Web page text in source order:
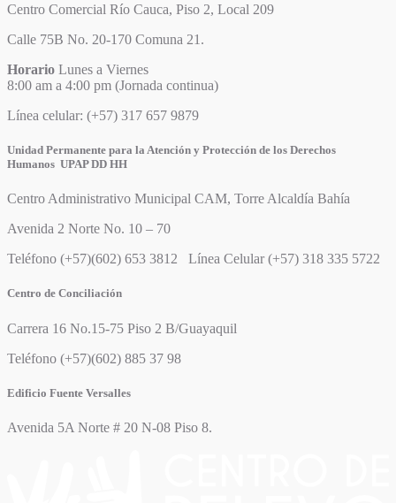
Centro Comercial Río Cauca, Piso 2, Local 209
Calle 75B No. 20-170 Comuna 21.
Horario Lunes a Viernes
8:00 am a 4:00 pm (Jornada continua)
Línea celular: (+57) 317 657 9879
Unidad Permanente para la Atención y Protección de los Derechos
Humanos UPAP DD HH
Centro Administrativo Municipal CAM, Torre Alcaldía Bahía
Avenida 2 Norte No. 10 – 70
Teléfono (+57)(602) 653 3812 Línea Celular (+57) 318 335 5722
Centro de Conciliación
Carrera 16 No.15-75 Piso 2 B/Guayaquil
Teléfono (+57)(602) 885 37 98
Edificio Fuente Versalles
Avenida 5A Norte # 20 N-08 Piso 8.